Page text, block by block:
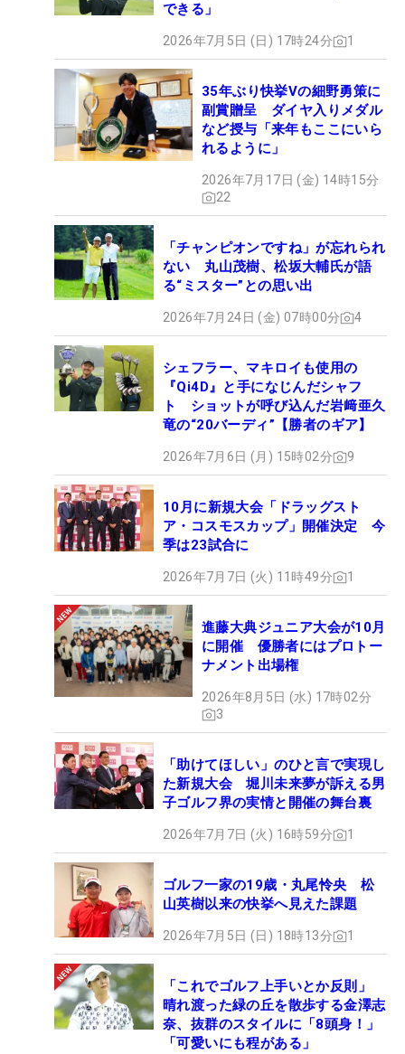
できる」
2026年7月5日 (日) 17時24分 1
35年ぶり快挙Vの細野勇策に
副賞贈呈 ダイヤ入りメダル
など授与「来年もここにいら
れるように」
2026年7月17日 (金) 14時15分
22
「チャンピオンですね」が忘れられ
ない 丸山茂樹、松坂大輔氏が語
る“ミスター”との思い出
2026年7月24日 (金) 07時00分 4
シェフラー、マキロイも使用の
『Qi4D』と手になじんだシャフ
ト ショットが呼び込んだ岩﨑亜久
竜の“20バーディ”【勝者のギア】
2026年7月6日 (月) 15時02分 9
10月に新規大会「ドラッグスト
ア・コスモスカップ」開催決定 今
季は23試合に
2026年7月7日 (火) 11時49分 1
進藤大典ジュニア大会が10月
に開催 優勝者にはプロトー
ナメント出場権
2026年8月5日 (水) 17時02分
3
「助けてほしい」のひと言で実現し
た新規大会 堀川未来夢が訴える男
子ゴルフ界の実情と開催の舞台裏
2026年7月7日 (火) 16時59分 1
ゴルフ一家の19歳・丸尾怜央 松
山英樹以来の快挙へ見えた課題
2026年7月5日 (日) 18時13分 1
「これでゴルフ上手いとか反則」
晴れ渡った緑の丘を散歩する金澤志
奈、抜群のスタイルに「8頭身！」
「可愛いにも程がある」